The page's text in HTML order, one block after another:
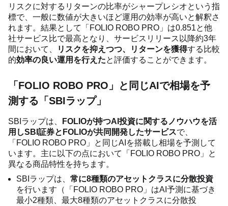
リスクに対するリターンの比率がシャープレシオという指
標で、一般に数値が大きいほど運用の効率が高いと解釈さ
れます。結果として「FOLIO ROBO PRO」は0.851と他
社サービス比で最高となり、サービスリリース以降約3年
間において、
リスクを抑えつつ、リターンを獲得する比較
的効率の良い運用を行えたと評価することができます。
「FOLIO ROBO PRO」と同じAIで相場を予
測する「SBIラップ」
SBIラップは、
FOLIOが持つAI投資に関するノウハウを活
用しSBI証券とFOLIOが共同開発したサービスで、
「FOLIO ROBO PRO」と同じAIを搭載し相場を予測して
います。主に以下の点において「FOLIO ROBO PRO」と
異なる商品特性を持ちます。
SBIラップは、 常に8種類のアセットクラスに分散投資
を行います（「FOLIO ROBO PRO」はAI予測に基づき
最小2種類、最大8種類のアセットクラスに分散投